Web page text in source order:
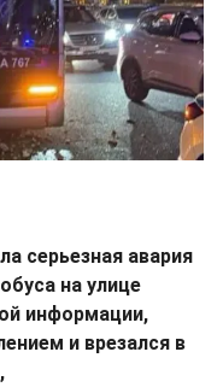
серьезная авария
на улице
информации,
и врезался в